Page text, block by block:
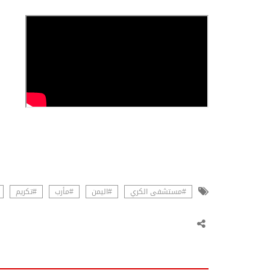
#مستشفى الكري #اليمن #مأرب #تكريم